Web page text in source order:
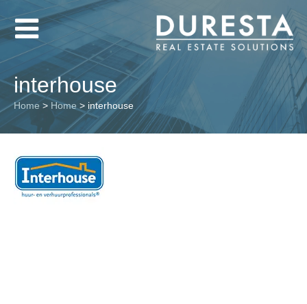
interhouse
Home > Home > interhouse